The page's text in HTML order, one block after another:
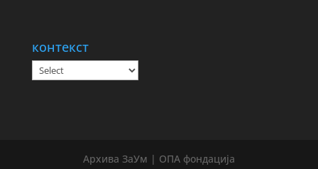
контекст
Архива ЗаУм | ОПА фондација